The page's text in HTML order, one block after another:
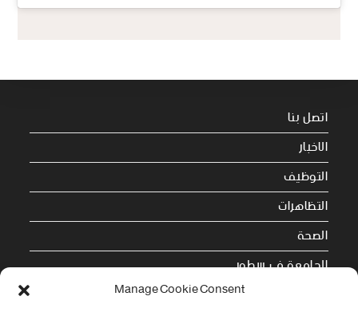
Manage Cookie Consent
اتصل بنا
الاخبار
التوظيف
التظاهرات
الصحة
الجامعة في سطور
Cookie Policy (EU)